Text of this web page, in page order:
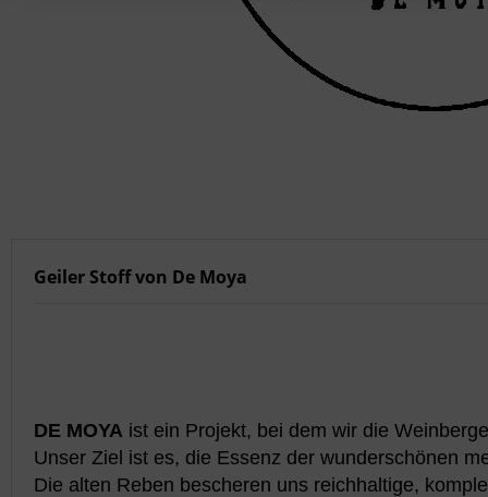
Geiler Stoff von De Moya
DE MOYA ist ein Projekt, bei dem wir die
Unser Ziel ist es, die Essenz der wunderschönen
Die alten Reben bescheren uns reichhaltige,